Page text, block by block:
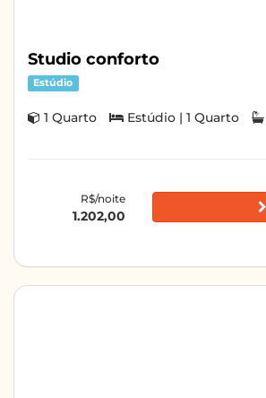
Studio conforto
Estúdio
1 Quarto Estúdio | 1 Quarto
R$/noite
1.202,00